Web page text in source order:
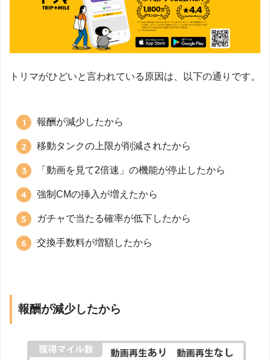
トリマがひどいと言われている原因は、以下の通りです。
報酬が減少したから
移動タンクの上限が削減されたから
「動画を見て2倍速」の機能が停止したから
強制CMの挿入が増えたから
ガチャで当たる確率が低下したから
交換手数料が増額したから
報酬が減少したから